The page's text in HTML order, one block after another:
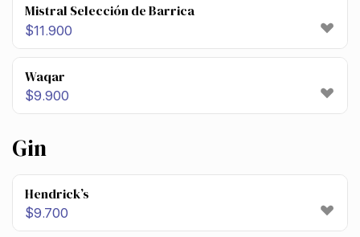
Mistral Selección de Barrica
$11.900
Waqar
$9.900
Gin
Hendrick’s
$9.700